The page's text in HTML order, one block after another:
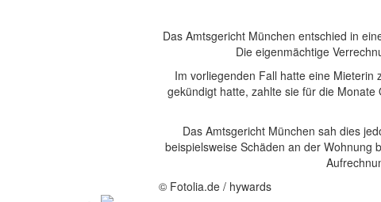
Das Amtsgericht München entschied in
Die eigenmächtige
Im vorliegenden Fall hatte eine Mieterin
gekündigt hatte, zahlte sie für die
Das Amtsgericht München sah dies
beispielsweise Schäden an der Wohnung
© Fotolia.de / hywards